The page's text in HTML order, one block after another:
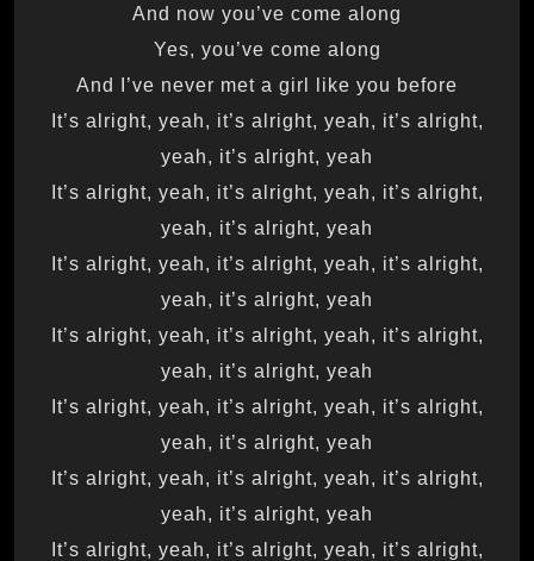
And now you’ve come along
Yes, you’ve come along
And I’ve never met a girl like you before
It’s alright, yeah, it’s alright, yeah, it’s alright,
yeah, it’s alright, yeah
It’s alright, yeah, it’s alright, yeah, it’s alright,
yeah, it’s alright, yeah
It’s alright, yeah, it’s alright, yeah, it’s alright,
yeah, it’s alright, yeah
It’s alright, yeah, it’s alright, yeah, it’s alright,
yeah, it’s alright, yeah
It’s alright, yeah, it’s alright, yeah, it’s alright,
yeah, it’s alright, yeah
It’s alright, yeah, it’s alright, yeah, it’s alright,
yeah, it’s alright, yeah
It’s alright, yeah, it’s alright, yeah, it’s alright,